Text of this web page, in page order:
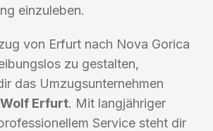
einzuleben.
von Erfurt nach Nova Gorica
zu gestalten,
das Umzugsunternehmen
Erfurt. Mit langjähriger
Service steht dir